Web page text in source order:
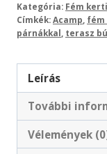
Kategória: Fém
Címkék:Acamp,
párnákkal, terasz
Leírás
További
Vélemények